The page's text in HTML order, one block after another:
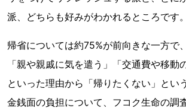
派、どちらも好みがわかれるところです。
帰省については約75%が前向きな一方で
「親や親戚に気を遣う」「交通費や移動
といった理由から「帰りたくない」とい
金銭面の負担について、フコク生命の調